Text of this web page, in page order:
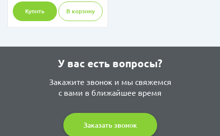
Купить В корзину
У вас есть вопросы?
Закажите звонок и мы свяжемся
с вами в ближайшее время
Заказать звонок